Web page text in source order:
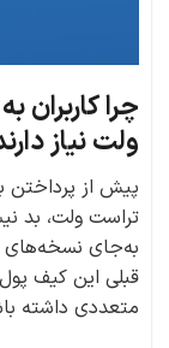
چرا
ولت نیاز
پیش از پرداختن
تراست ولت، بد
به‌جای نسخه‌های
قبلی این کیف
متعددی داشته